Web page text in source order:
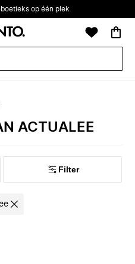
op één plek
ACTUALEE
Filter